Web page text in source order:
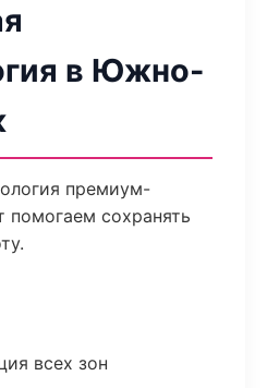
в Южно-
премиум-
помогаем сохранять
всех зон